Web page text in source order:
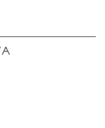
lleva la
corre un
de Carl, su